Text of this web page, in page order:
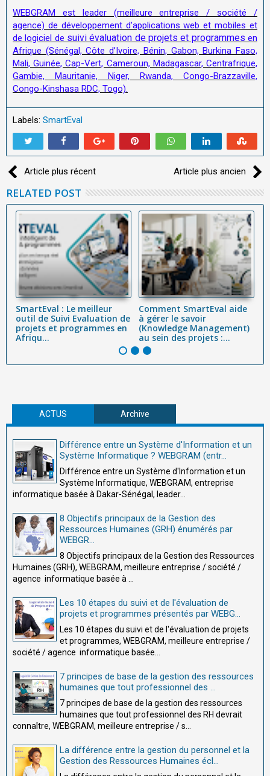
WEBGRAM est leader (meilleure entreprise / société /
agence) de développement d'applications web et mobiles et
de logiciel de suivi évaluation de projets et programmes en
Afrique (Sénégal, Côte d’Ivoire, Bénin, Gabon, Burkina Faso,
Mali, Guinée, Cap-Vert, Cameroun, Madagascar, Centrafrique,
Gambie, Mauritanie, Niger, Rwanda, Congo-Brazzaville,
Congo-Kinshasa RDC, Togo).
Labels: SmartEval
Article plus récent Article plus ancien
RELATED POST
SmartEval : Le meilleur
outil de Suivi Evaluation de
projets et programmes en
Afriqu...
Comment SmartEval aide
à gérer le savoir
(Knowledge Management)
au sein des projets :...
ACTUS Archive
Différence entre un Système d'Information et un
Système Informatique ? WEBGRAM (entr...
Différence entre un Système d'Information et un
Système Informatique, WEBGRAM, entreprise
informatique basée à Dakar-Sénégal, leader...
8 Objectifs principaux de la Gestion des
Ressources Humaines (GRH) énumérés par
WEBGR...
8 Objectifs principaux de la Gestion des Ressources
Humaines (GRH), WEBGRAM, meilleure entreprise / société /
agence informatique basée à ...
Les 10 étapes du suivi et de l'évaluation de
projets et programmes présentés par WEBG...
Les 10 étapes du suivi et de l'évaluation de projets
et programmes, WEBGRAM, meilleure entreprise /
société / agence informatique basée...
7 principes de base de la gestion des ressources
humaines que tout professionnel des ...
7 principes de base de la gestion des ressources
humaines que tout professionnel des RH devrait
connaître, WEBGRAM, meilleure entreprise / s...
La différence entre la gestion du personnel et la
Gestion des Ressources Humaines écl...